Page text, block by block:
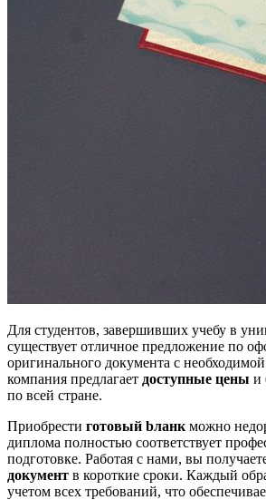
Для студентов, завершивших учебу в
существует отличное предложение по
оригинального документа с
компания предлагает доступные цены и
по всей стране.
Приобрести готовый bланк можно
диплома полностью соответствует
подготовке. Работая с нами, вы
документ в короткие сроки. Каждый
учетом всех требований, что